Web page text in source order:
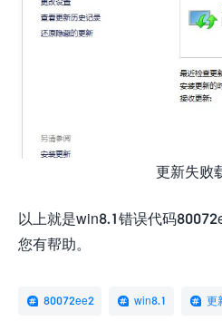
更新失败
以上就是win8.1错误代码
您有帮助。
80072ee2 win8.1 更